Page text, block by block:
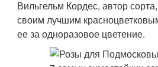
Вильгельм Кордес, автор
своим лучшим
ее за одноразовое цветение.